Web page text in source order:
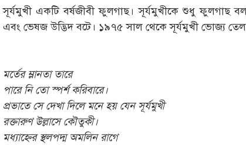
সূর্যমুখী একটি বর্ষজীবী ফুলগাছ। সূর্যমুখীকে শুধু ফুলগাছ
এবং ভেষজ উদ্ভিদ বটে। ১৯৭৫ সাল থেকে সূর্যমুখী ভোজ্য তেল
মর্তের ম্লানতা তারে
পারে নি তো স্পর্শ করিবারে।
প্রভাতে সে দেখা দিলে মনে হয় যেন সূর্যমুখী
রক্তারুণ উল্লাসে কৌতুকী।
মধ্যাহ্নের স্থলপদ্ম অমলিন রাগে